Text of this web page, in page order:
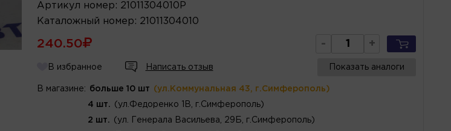
Артикул номер : 21011304010P
Каталожный номер : 21011304010
240.50 - +
В избранное Написать отзыв Показать аналоги
В магазине: больше 10 шт (ул.Коммунальная 43, г.Симферополь)
4 шт. (ул.Федоренко 1В, г.Симферополь)
2 шт. (ул. Генерала Васильева, 29Б, г.Симферополь)